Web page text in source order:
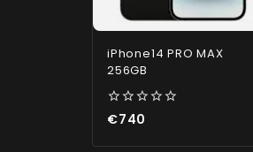
iPhone14 PRO MAX
256GB
0
of
€740